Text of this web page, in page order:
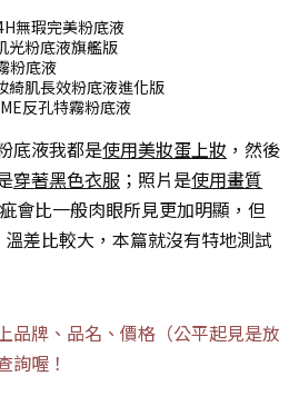
無瑕完美粉底液
光粉底液旗艦版
粉底液
綺肌長效粉底液進化版
反孔特霧粉底液
底液我都是使用美妝蛋上妝 ，然後
穿著黑色衣服 ；照片是使用畫質
會比一般肉眼所見更加明顯，但
差比較大，本篇就沒有特地測試
品牌、品名、價格（公平起見是放
詢喔！